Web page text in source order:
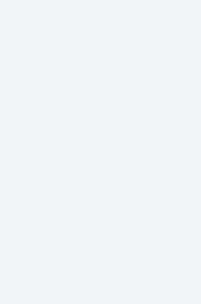
mais famosas
nado errático, é
o Tucunaré e o
em qualquer